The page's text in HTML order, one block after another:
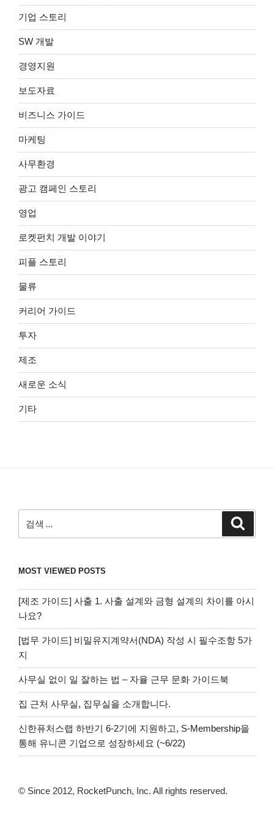
기업 스토리
SW 개발
경영지원
보도자료
비즈니스 가이드
마케팅
사무환경
광고 캠페인 스토리
영업
로켓펀치 개발 이야기
피플 스토리
물류
커리어 가이드
투자
제조
새로운 소식
기타
색:
MOST VIEWED POSTS
[제조 가이드] 사출 1. 사출 설계와 금형 설계의 차이를 아시
나요?
[법무 가이드] 비밀유지계약서(NDA) 작성 시 필수조항 5가
지
사무실 없이 일 잘하는 법 – 자율 근무 문화 가이드북
집 근처 사무실, 집무실을 소개합니다.
신한퓨처스랩 하반기 6-2기에 지원하고, S-Membership을
통해 유니콘 기업으로 성장하세요 (~6/22)
© Since 2012, RocketPunch, Inc. All rights reserved.